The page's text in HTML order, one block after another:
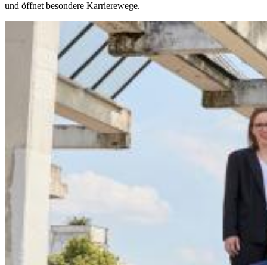
und öffnet besondere Karrierewege.